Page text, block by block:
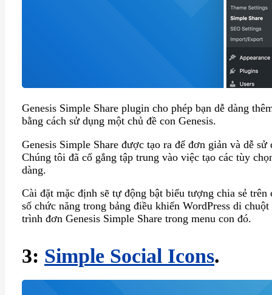
Genesis Simple Share plugin cho phép bạn dễ dàng
bằng cách sử dụng một chủ đề con Genesis.
Genesis Simple Share được tạo ra để đơn giản và dễ
Chúng tôi đã cố gắng tập trung vào việc tạo các tùy
dàng.
Cài đặt mặc định sẽ tự động bật biểu tượng chia sẻ
số chức năng trong bảng điều khiển WordPress di
trình đơn Genesis Simple Share trong menu con đó.
3: Simple Social Icons.